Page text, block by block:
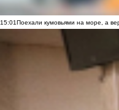
15:01Поехали кумовьями на море, а